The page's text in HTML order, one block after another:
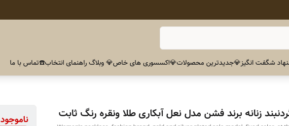
شگفت انگیز💎جدیدترین محصولات💎اکسسوری های خاص💎 وبلاگ راهنمای انتخاب☎️تماس با ما
زنانه برند فشن مدل نعل آبکاری طلا ونقره رنگ ثابت ناموجود